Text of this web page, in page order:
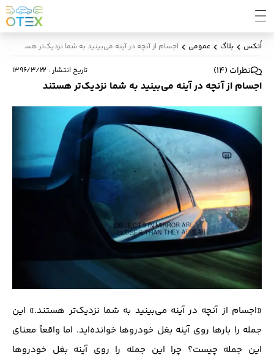
اُتکس بلاگ عمومی اجسام از آنچه در آینه می‌بینید به شما نزدیک‌تر هستند
نظرات (
14
) تاریخ انتشار: ۱۳۹۶/۳/۲۲
اجسام از آنچه در آینه می‌بینید به شما نزدیک‌تر هستند
«اجسام از آنچه در آینه می‌بینید به شما نزدیک‌تر هستند.» این
جمله را بارها روی آینه بغل خودروها خوانده‌اید. اما واقعاً معنای
این جمله چیست؟ چرا این جمله را روی آینه بغل خودروها